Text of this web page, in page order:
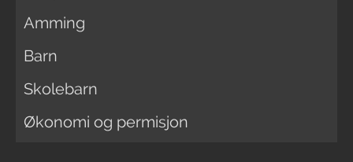
Amming
Barn
Skolebarn
Økonomi og permisjon